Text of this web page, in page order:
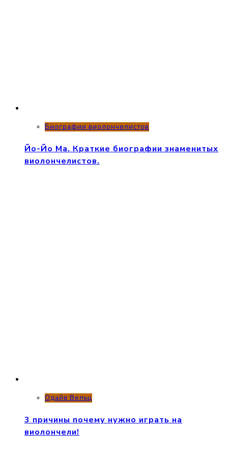
Биографии виолончелистов
Йо-Йо Ма. Краткие биографии знаменитых
виолончелистов.
Одайя Вельц
3 причины почему нужно играть на
виолончели!